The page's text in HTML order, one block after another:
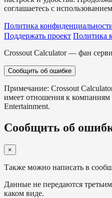
соглашаетесь с
Политика
Поддержать проект Политика
Crossout Calculator — фан
Сообщить об ошибке
Примечание: Crossout
имеет отношения к компаниям
Entertainment.
Сообщить об
×
Также можно написать в
Данные не передаются
каком виде.